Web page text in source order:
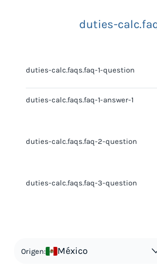
duties-
duties-calc.faqs.faq-1-question
duties-calc.faqs.faq-1-answer-1
duties-calc.faqs.faq-2-question
duties-calc.faqs.faq-3-question
Origen: México